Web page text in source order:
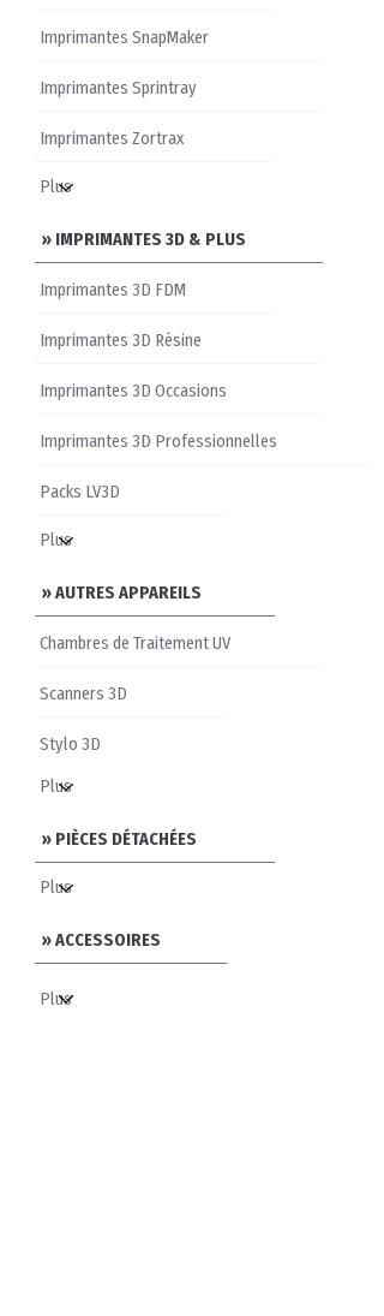
Imprimantes SnapMaker
Imprimantes Sprintray
Imprimantes Zortrax
» IMPRIMANTES 3D & PLUS
Imprimantes 3D FDM
Imprimantes 3D Résine
Imprimantes 3D Occasions
Imprimantes 3D Professionnelles
Packs LV3D
» AUTRES APPAREILS
Chambres de Traitement UV
Scanners 3D
Stylo 3D
» PIÈCES DÉTACHÉES
» ACCESSOIRES